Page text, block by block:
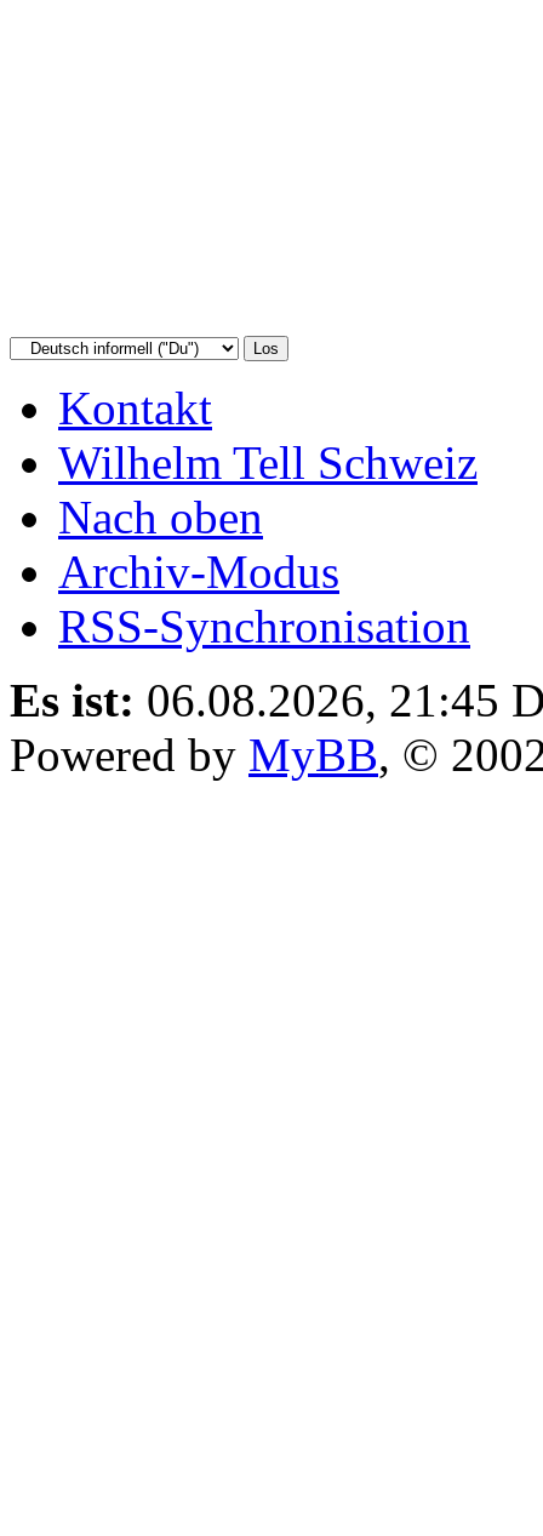
Kontakt
Wilhelm Tell Schweiz
Nach oben
Archiv-Modus
RSS-Synchronisation
Es ist: 06.08.2026, 21:45
Powered by MyBB, ©